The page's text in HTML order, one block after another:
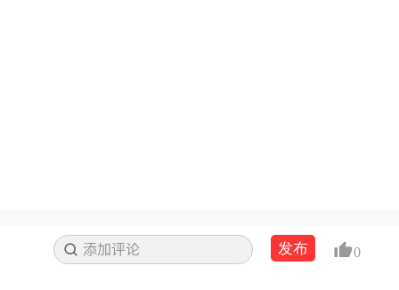
添加评论 搜索发布 0